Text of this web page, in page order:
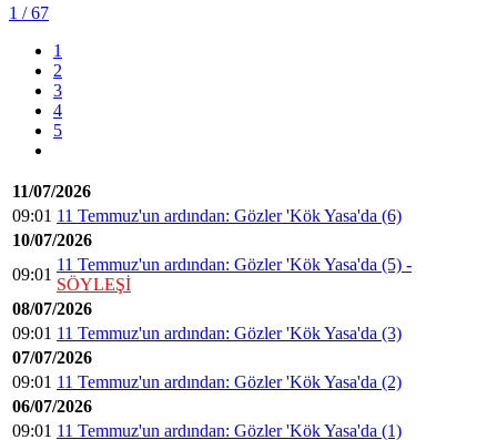
1 / 67
1
2
3
4
5
11/07/2026
09:01 11 Temmuz'un ardından: Gözler 'Kök Yasa'da (6)
10/07/2026
09:01
11 Temmuz'un ardından: Gözler 'Kök Yasa'da (5) -
SÖYLEŞİ
08/07/2026
09:01 11 Temmuz'un ardından: Gözler 'Kök Yasa'da (3)
07/07/2026
09:01 11 Temmuz'un ardından: Gözler 'Kök Yasa'da (2)
06/07/2026
09:01 11 Temmuz'un ardından: Gözler 'Kök Yasa'da (1)